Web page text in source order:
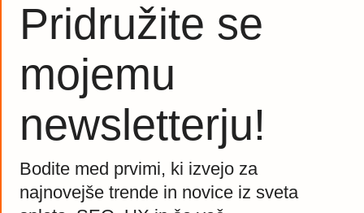
Pridružite se
mojemu
newsletterju!
Bodite med prvimi, ki izvejo za
najnovejše trende in novice iz sveta